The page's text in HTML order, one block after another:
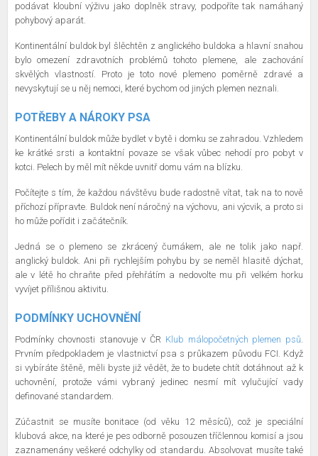
podávat kloubní výživu jako doplněk stravy, podpoříte tak namáhaný
pohybový aparát.
Kontinentální buldok byl šlěchtěn z anglického buldoka a hlavní snahou
bylo omezení zdravotních problémů tohoto plemene, ale zachování
skvělých vlastností. Proto je toto nové plemeno poměrně zdravé a
nevyskytují se u něj nemoci, které bychom od jiných plemen neznali.
POTŘEBY A NÁROKY PSA
Kontinentální buldok může bydlet v bytě i domku se zahradou. Vzhledem
ke krátké srsti a kontaktní povaze se však vůbec nehodí pro pobyt v
kotci. Pelech by měl mít někde uvnitř domu vám na blízku.
Počítejte s tím, že každou návštěvu bude radostně vítat, tak na to nově
příchozí přípravte. Buldok není náročný na výchovu, ani výcvik, a proto si
ho může pořídit i začátečník.
Jedná se o plemeno se zkrácený čumákem, ale ne tolik jako např.
anglický buldok. Ani při rychlejším pohybu by se neměl hlasitě dýchat,
ale v létě ho chraňte před přehřátím a nedovolte mu při velkém horku
vyvíjet přílišnou aktivitu.
PODMÍNKY UCHOVNĚNÍ
Podmínky chovnosti stanovuje v ČR Klub málopočetných plemen psů.
Prvním předpokladem je vlastnictví psa s průkazem původu FCI. Když
si vybíráte štěně, měli byste již vědět, že to budete chtít dotáhnout až k
uchovnění, protože vámi vybraný jedinec nesmí mít vylučující vady
definované standardem.
Zúčastnit se musíte bonitace (od věku 12 měsíců), což je speciální
klubová akce, na které je pes odborně posouzen tříčlennou komisí a jsou
zaznamenány veškeré odchylky od standardu. Absolvovat musíte také